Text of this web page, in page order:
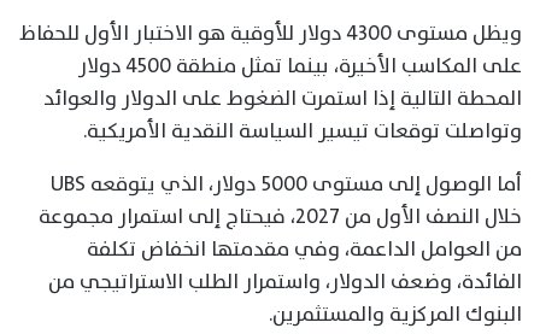
ويظل مستوى 4300 دولار للأوقية هو الاختبار الأول للحفاظ
على المكاسب الأخيرة، بينما تمثل منطقة 4500 دولار
المحطة التالية إذا استمرت الضغوط على الدولار والعوائد
وتواصلت توقعات تيسير السياسة النقدية الأمريكية.
أما الوصول إلى مستوى 5000 دولار، الذي يتوقعه UBS
خلال النصف الأول من 2027، فيحتاج إلى استمرار مجموعة
من العوامل الداعمة، وفي مقدمتها انخفاض تكلفة
الفائدة، وضعف الدولار، واستمرار الطلب الاستراتيجي من
البنوك المركزية والمستثمرين.